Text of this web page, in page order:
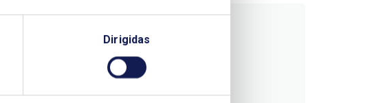
Dirigidas
INFORMACIÓN